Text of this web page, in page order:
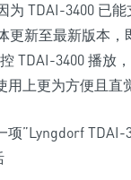
为 TDAI-3400 已
更新至最新版本，
TDAI-3400 播放
上更为方便且直